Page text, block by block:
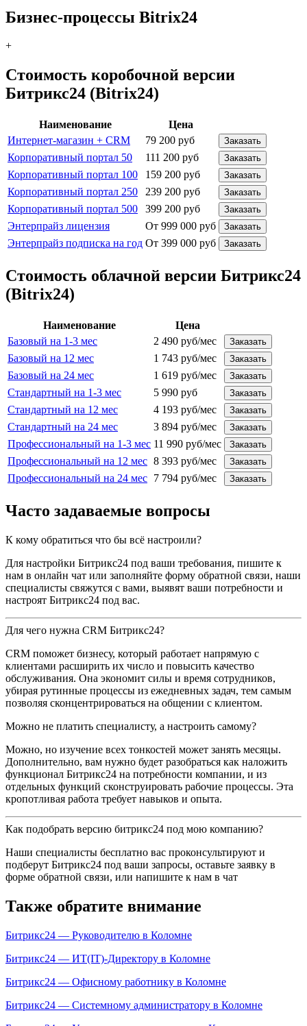
Бизнес-процессы Bitrix24
+
Стоимость коробочной версии
Битрикс24 (Bitrix24)
Наименование
Цена
Интернет-магазин + CRM
79 200 руб Заказать
Корпоративный портал 50 111 200 руб Заказать
Корпоративный портал 100 159 200 руб Заказать
Корпоративный портал 250 239 200 руб Заказать
Корпоративный портал 500 399 200 руб Заказать
Энтерпрайз лицензия От 999 000 руб Заказать
Энтерпрайз подписка на год От 399 000 руб Заказать
Стоимость облачной версии Битрикс24
(Bitrix24)
Наименование
Цена
Базовый на 1-3 мес
2 490 руб/мес Заказать
Базовый на 12 мес 1 743 руб/мес Заказать
Базовый на 24 мес 1 619 руб/мес Заказать
Стандартный на 1-3 мес 5 990 руб Заказать
Стандартный на 12 мес 4 193 руб/мес Заказать
Стандартный на 24 мес 3 894 руб/мес Заказать
Профессиональный на 1-3 мес 11 990 руб/мес Заказать
Профессиональный на 12 мес 8 393 руб/мес Заказать
Профессиональный на 24 мес 7 794 руб/мес Заказать
Часто задаваемые вопросы
К кому обратиться что бы всё настроили?
Для настройки Битрикс24 под ваши требования, пишите к
нам в онлайн чат или заполняйте форму обратной связи, наши
специалисты свяжутся с вами, выявят ваши потребности и
настроят Битрикс24 под вас.
Для чего нужна CRM Битрикс24?
CRM поможет бизнесу, который работает напрямую с
клиентами расширить их число и повысить качество
обслуживания. Она экономит силы и время сотрудников,
убирая рутинные процессы из ежедневных задач, тем самым
позволяя сконцентрироваться на общении с клиентом.
Можно не платить специалисту, а настроить самому?
Можно, но изучение всех тонкостей может занять месяцы.
Дополнительно, вам нужно будет разобраться как наложить
функционал Битрикс24 на потребности компании, и из
отдельных функций сконструировать рабочие процессы. Эта
кропотливая работа требует навыков и опыта.
Как подобрать версию битрикс24 под мою компанию?
Наши специалисты бесплатно вас проконсультируют и
подберут Битрикс24 под ваши запросы, оставьте заявку в
форме обратной связи, или напишите к нам в чат
Также обратите внимание
Битрикс24 — Руководителю в Коломне
Битрикс24 — ИТ(IT)-Директору в Коломне
Битрикс24 — Офисному работнику в Коломне
Битрикс24 — Системному администратору в Коломне